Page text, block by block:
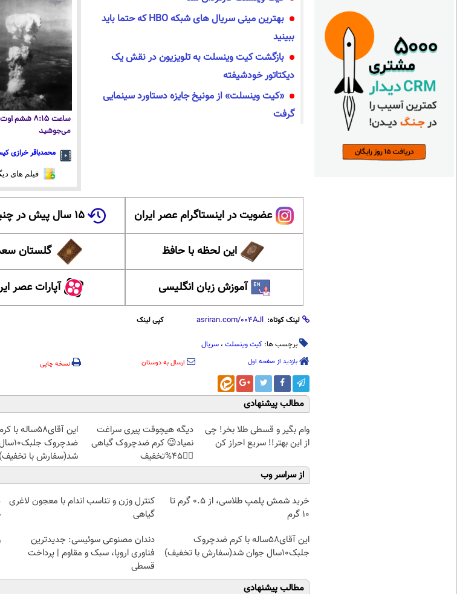
بهترین مینی سریال های شبکه HBO که حتما باید
ببینید
بازگشت کیت وینسلت به تلویزیون در نقش یک
دیکتاتور خودشیفته
«کیت وینسلت» از مونیخ جایزه دستاورد سینمایی
گرفت
ساعت ۸:۱۵
می‌جوشید
محمدباقر خرازی
فیلم های
عضویت در اینستاگرام عصر ایران ۱۵ سال پیش در چنین روزی
این لحظه با حافظ گلستان
آموزش زبان انگلیسی آپارات عصر
لینک کوتاه: کپی لینک
برچسب ها: کیت وینسلت ، سریال
بازدید از صفحه اول ارسال به دوستان نسخه چاپی
مطالب پیشنهادی
وام بگیر و قسطی طلا بخر! چی
از این بهتر!! سریع احراز کن
دیگه هیچوقت پیری سراغت
نمیاد😉 کرم ضدچروک گیاهی
👈🏻45%تخفیف
این آقای58ساله با
ضدچروک
شد(سفارش با تخفیف)
از سراسر وب
خرید شمش پلمپ طلاسی، از ۰.۵ گرم تا
۱۰ گرم
کنترل وزن و تناسب اندام با معجون لاغری
گیاهی
این آقای58ساله با کرم ضدچروک
جلبک10سال جوان شد(سفارش با تخفیف)
دندان مصنوعی سوئیسی: جدیدترین
فناوری اروپا، سبک و مقاوم | پرداخت
قسطی
مطالب پیشنهادی